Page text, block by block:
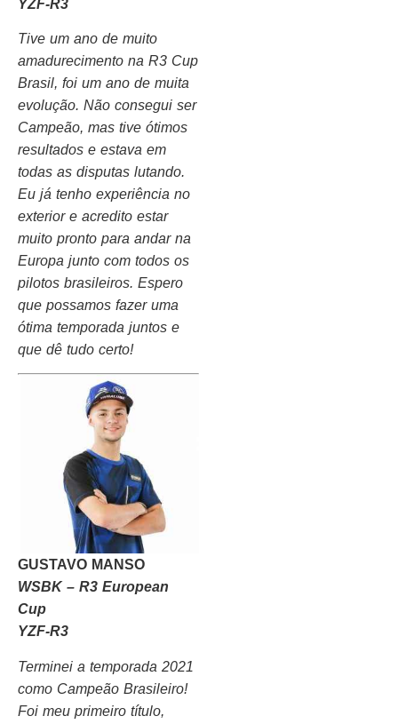
YZF-R3
Tive um ano de muito
amadurecimento na R3 Cup
Brasil, foi um ano de muita
evolução. Não consegui ser
Campeão, mas tive ótimos
resultados e estava em
todas as disputas lutando.
Eu já tenho experiência no
exterior e acredito estar
muito pronto para andar na
Europa junto com todos os
pilotos brasileiros. Espero
que possamos fazer uma
ótima temporada juntos e
que dê tudo certo!
GUSTAVO MANSO
WSBK – R3 European
Cup
YZF-R3
Terminei a temporada 2021
como Campeão Brasileiro!
Foi meu primeiro título,